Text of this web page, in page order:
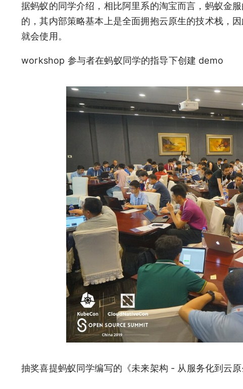
据蚂蚁的同学介绍，相比阿里系的淘宝而言，蚂蚁金
的，其内部策略基本上是全面拥抱云原生的技术栈，
就会使用。
workshop 参与者在蚂蚁同学的指导下创建 demo
抽奖喜提蚂蚁同学编写的《未来架构 - 从服务化到云